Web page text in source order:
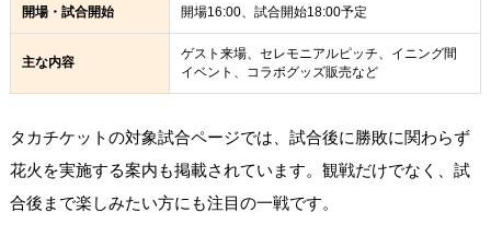
開場・試合開始 開場16:00、試合開始18:00予定
主な内容
ゲスト来場、セレモニアルピッチ、イニング間
イベント、コラボグッズ販売など
タカチケットの対象試合ページでは、試合後に勝敗に関わらず
花火を実施する案内も掲載されています。観戦だけでなく、試
合後まで楽しみたい方にも注目の一戦です。